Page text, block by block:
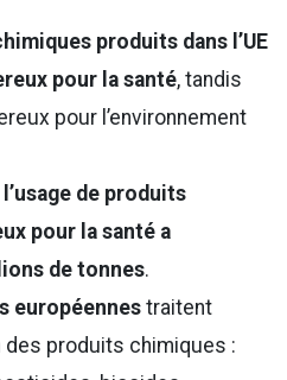
produits dans l’UE
pour la santé, tandis
pour l’environnement
l’usage de produits
pour la santé a
de tonnes.
européennes traitent
produits chimiques :